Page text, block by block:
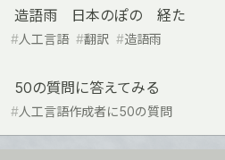
造語雨 日本のぽの 経た
#人工言語 #翻訳 #造語雨
50の質問に答えてみる
#人工言語作成者に50の質問